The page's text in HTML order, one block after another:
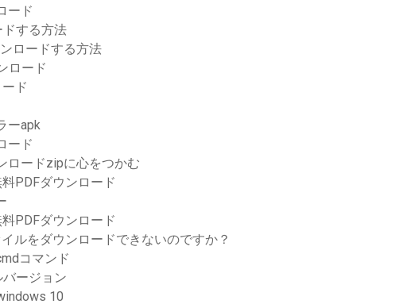
ード
する方法
ロードする方法
ロード
ド
ーapk
ード
ロードzipに心をつかむ
PDFダウンロード
PDFダウンロード
ルをダウンロードできないのですか？
コマンド
ージョン
10